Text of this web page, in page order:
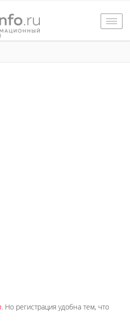
. Но регистрация удобна тем, что